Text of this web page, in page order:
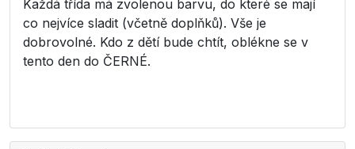
Každá třída má zvolenou barvu, do které se mají
co nejvíce sladit (včetně doplňků). Vše je
dobrovolné. Kdo z dětí bude chtít, oblékne se v
tento den do ČERNÉ.